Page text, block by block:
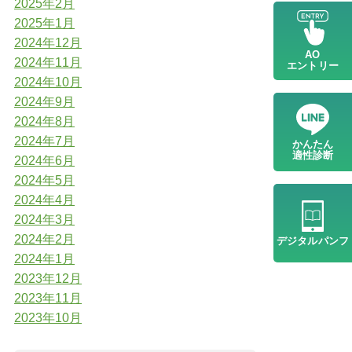
2025年2月
2025年1月
2024年12月
2024年11月
2024年10月
2024年9月
2024年8月
2024年7月
2024年6月
2024年5月
2024年4月
2024年3月
2024年2月
2024年1月
2023年12月
2023年11月
2023年10月
AO
エントリー
かんたん
適性診断
デジタルパンフ